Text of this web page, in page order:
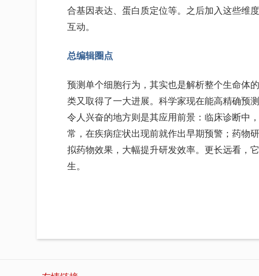
合基因表达、蛋白质定位等。之后加入这些维
互动。
总编辑圈点
预测单个细胞行为，其实也是解析整个生命体
类又取得了一大进展。科学家现在能高精确预
令人兴奋的地方则是其应用前景：临床诊断中
常，在疾病症状出现前就作出早期预警；药物
拟药物效果，大幅提升研发效率。更长远看，
生。